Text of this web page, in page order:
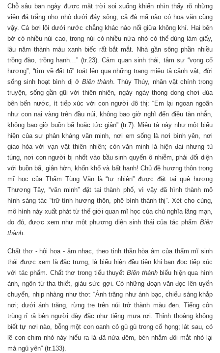
Chỗ sâu ban ngày được mặt trời soi xuống khiến nhìn thấy rõ những
viên đá trắng nho nhỏ dưới đáy sông, cả đá mã não có hoa văn cũng
vậy. Cá bơi lội dưới nước chẳng khác nào nổi giữa không khí. Hai bên
bờ có nhiều núi cao, trong núi có nhiều nứa nhỏ có thể dùng làm giấy,
lâu năm thành màu xanh biếc rất bắt mắt. Nhà gần sông phần nhiều
trồng đào, trồng hạnh…” (tr.23). Cảm quan sinh thái, tâm sự “vọng cố
hương”, “tìm về đất tổ” toát lên qua những trang miêu tả cảnh vật, đời
sống sinh hoạt bình dị ở Biên thành. Thúy Thúy, nhân vật chính trong
truyện, sống gần gũi với thiên nhiên, ngày ngày thong dong chơi đùa
bên bến nước, ít tiếp xúc với con người đô thị: “Em lại ngoan ngoãn
như con nai vàng trên đầu núi, không bao giờ nghĩ đến điều tàn nhẫn,
không bao giờ buồn bã hoặc tức giận” (tr.7). Miêu tả này như một biểu
hiện của sự phản kháng văn minh, nơi em sống là nơi bình yên, nơi
giao hòa với vạn vật thiên nhiên; còn văn minh là hiện đại nhưng tù
túng, nơi con người bị nhốt vào bầu sinh quyển ô nhiễm, phải đối diện
với buồn bã, giận hờn, khốn khổ và bất hạnh! Chủ đề hương thôn trong
mĩ học của Thẩm Tùng Văn là “tự nhiên” được đặt tại quê hương
Thương Tây, “văn minh” đặt tại thành phố, vì vậy đã hình thành mô
hình sáng tác “trữ tình hương thôn, phê bình thành thị”. Xét cho cùng,
mô hình này xuất phát từ thế giới quan mĩ học của chủ nghĩa lãng mạn,
do đó, được xem như một phương diện sinh thái của tác phẩm Biên
thành.
Chất thơ - hội họa - âm nhạc, theo tinh thần hòa âm của thẩm mĩ sinh
thái được xem là đặc trưng, là biểu hiện đầu tiên khi bạn đọc tiếp xúc
với tác phẩm. Chất thơ trong tiểu thuyết Biên thànhbiểu hiện qua hình
ảnh, ngôn từ tha thiết, giàu sức gợi. Có những đoạn văn đọc lên uyển
chuyển, nhịp nhàng như thơ: “Ánh trăng như ánh bạc, chiếu sáng khắp
nơi; dưới ánh trăng, rừng tre trên núi trở thành màu đen. Tiếng côn
trùng rỉ rả bên người dày đặc như tiếng mưa rơi. Thỉnh thoảng không
biết tự nơi nào, bỗng một con oanh cỏ gù gù trong cổ họng; lát sau, có
lẽ con chim nhỏ này hiểu ra là đã nửa đêm, bèn nhắm đôi mắt nhỏ lại
mà ngủ yên” (tr.133).